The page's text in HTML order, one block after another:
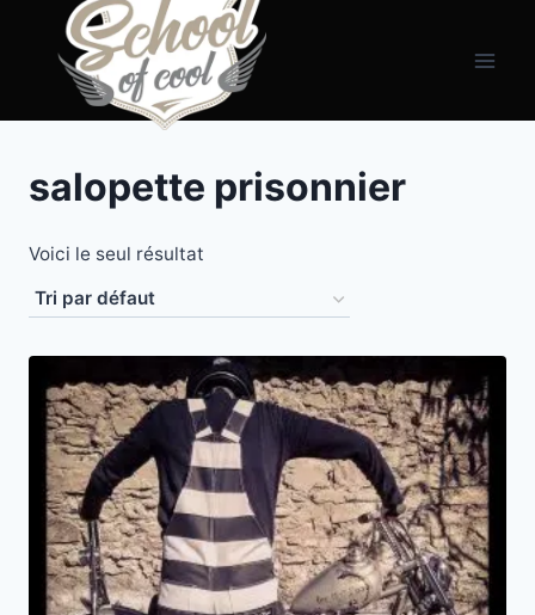
principal
contenu
salopette prisonnier
Voici le seul résultat